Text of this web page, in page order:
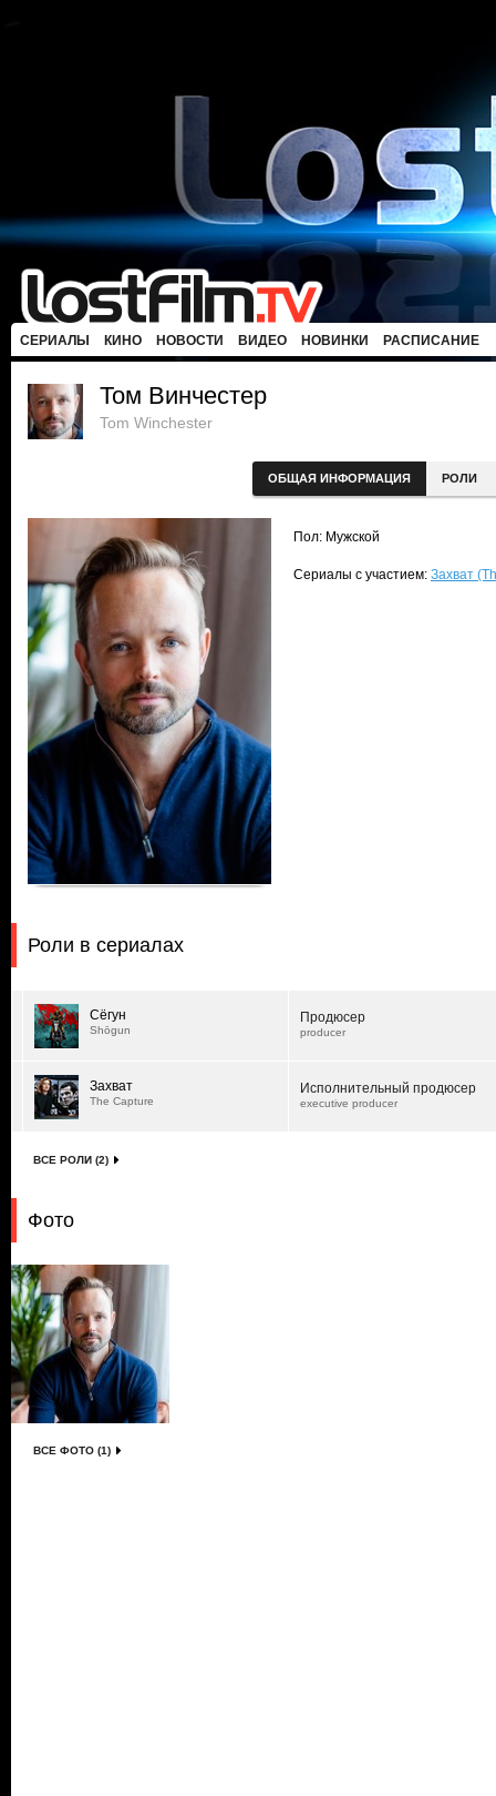
СЕРИАЛЫ КИНО НОВОСТИ ВИДЕО НОВИНКИ РАСПИСАНИЕ
Том Винчестер
Tom Winchester
ОБЩАЯ ИНФОРМАЦИЯ РОЛИ
Пол: Мужской
Сериалы с участием: Захват
Роли в сериалах
Сёгун
Shōgun
Продюсер
producer
Захват
The Capture
Исполнительный продюсер
executive producer
ВСЕ РОЛИ (2)
Фото
ВСЕ ФОТО (1)